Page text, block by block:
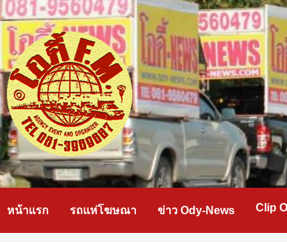
Skip
to
content
หน้าแรก รถแห่โฆษณา ข่าว Ody-News Clip